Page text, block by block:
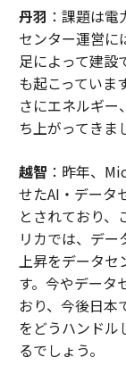
丹羽 ：課題は
センター運営に
足によって建設
も起こっていま
さにエネルギ
ち上がってきま
越智 ：昨年、
せたAI・データ
とされており、
リカでは、デ
上昇をデータセ
す。今やデータ
おり、今後日本
をどうハンドル
るでしょう。